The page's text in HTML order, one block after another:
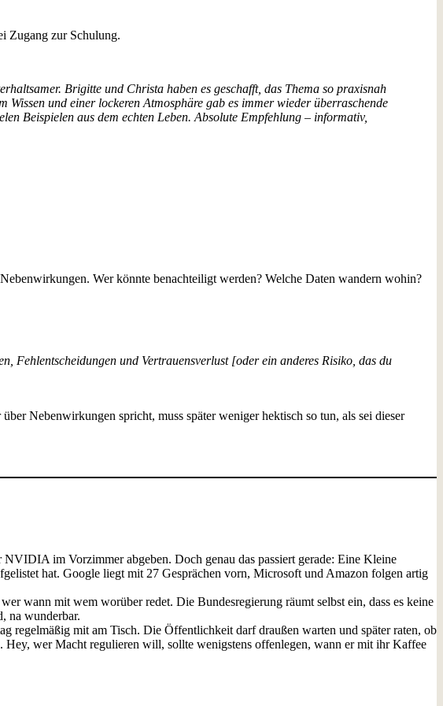
Zugang zur Schulung.
Brigitte und Christa haben es geschafft, das Thema so praxisnah
Wissen und einer lockeren Atmosphäre gab es immer wieder überraschende
Beispielen aus dem echten Leben. Absolute Empfehlung – informativ,
Wer könnte benachteiligt werden? Welche Daten wandern wohin?
Fehlentscheidungen und Vertrauensverlust [oder ein anderes Risiko, das du
Nebenwirkungen spricht, muss später weniger hektisch so tun, als sei dieser
im Vorzimmer abgeben. Doch genau das passiert gerade: Eine Kleine
hat. Google liegt mit 27 Gesprächen vorn, Microsoft und Amazon folgen artig
wann mit wem worüber redet. Die Bundesregierung räumt selbst ein, dass es keine
na wunderbar.
regelmäßig mit am Tisch. Die Öffentlichkeit darf draußen warten und später raten, ob
wer Macht regulieren will, sollte wenigstens offenlegen, wann er mit ihr Kaffee